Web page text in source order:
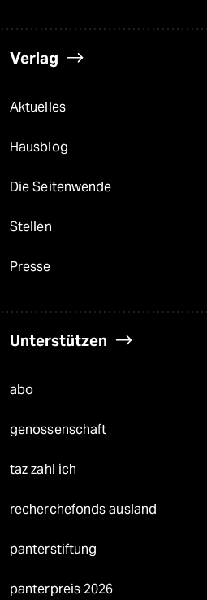
Verlag
Aktuelles
Hausblog
Die Seitenwende
Stellen
Presse
Unterstützen
abo
genossenschaft
taz zahl ich
recherchefonds ausland
panterstiftung
panterpreis 2026